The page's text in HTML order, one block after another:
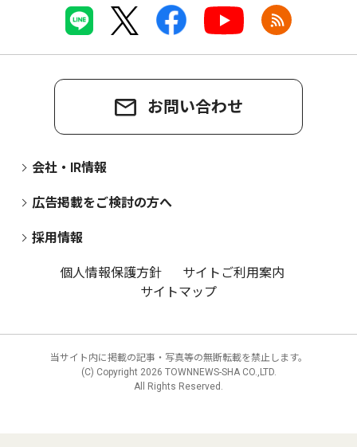
お問い合わせ
会社・IR情報
広告掲載をご検討の方へ
採用情報
個人情報保護方針
サイトご利用案内
サイトマップ
当サイト内に掲載の記事・写真等の無断転載を禁止します。
(C) Copyright 2026 TOWNNEWS-SHA CO.,LTD.
All Rights Reserved.